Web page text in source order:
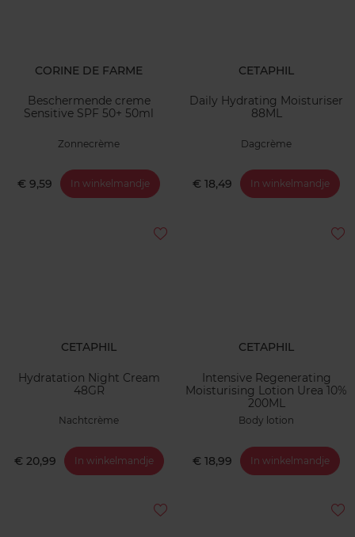
CORINE DE FARME
Beschermende creme
Sensitive SPF 50+ 50ml
Zonnecrème
€ 9,59 In winkelmandje
CETAPHIL
Daily Hydrating Moisturiser
88ML
Dagcrème
€ 18,49 In winkelmandje
CETAPHIL
Hydratation Night Cream
48GR
Nachtcrème
€ 20,99 In winkelmandje
CETAPHIL
Intensive Regenerating
Moisturising Lotion Urea 10%
200ML
Body lotion
€ 18,99 In winkelmandje